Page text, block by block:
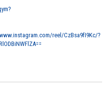
reel/CzBsa9fI9Kc/?